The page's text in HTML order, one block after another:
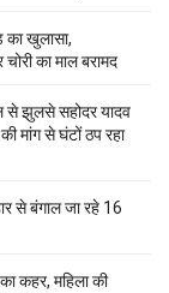
का खुलासा,
का माल बरामद
से झुलसे सहोदर यादव
मांग से घंटों ठप रहा
से बंगाल जा रहे 16
कहर, महिला की